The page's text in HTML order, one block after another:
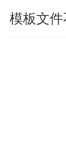
模板文